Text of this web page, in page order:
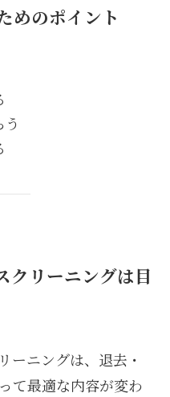
めのポイント
クリーニングは目
ーニングは、退去・
て最適な内容が変わ